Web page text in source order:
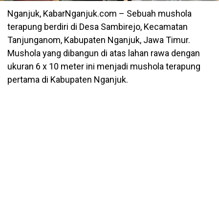
Nganjuk, KabarNganjuk.com – Sebuah mushola
terapung berdiri di Desa Sambirejo, Kecamatan
Tanjunganom, Kabupaten Nganjuk, Jawa Timur.
Mushola yang dibangun di atas lahan rawa dengan
ukuran 6 x 10 meter ini menjadi mushola terapung
pertama di Kabupaten Nganjuk.